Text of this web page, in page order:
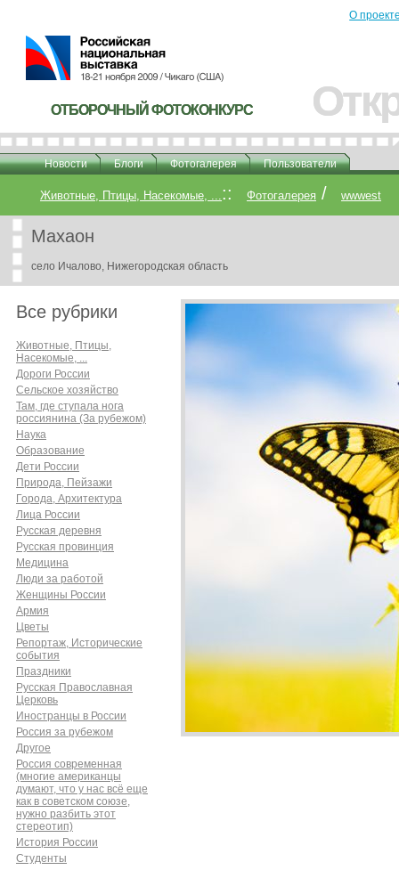
ОТБОРОЧНЫЙ ФОТОКОНКУРС
ОТБОРОЧНЫЙ ФОТОКОНКУРС
О
Новости Блоги Фотогалерея Пользователи
Животные, Птицы, Насекомые, ...:: Фотогалерея / wwwest
Махаон
село Ичалово, Нижегородская область
Все рубрики
Животные, Птицы,
Насекомые, ...
Дороги России
Сельское хозяйство
Там, где ступала нога
россиянина (За рубежом)
Наука
Образование
Дети России
Природа, Пейзажи
Города, Архитектура
Лица России
Русская деревня
Русская провинция
Медицина
Люди за работой
Женщины России
Армия
Цветы
Репортаж, Исторические
события
Праздники
Русская Православная
Церковь
Иностранцы в России
Россия за рубежом
Другое
Россия современная
(многие американцы
думают, что у нас всё еще
как в советском союзе,
нужно разбить этот
стереотип)
История России
Cтуденты